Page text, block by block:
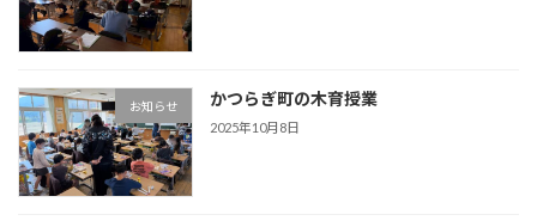
お知らせ かつらぎ町の木育授業
2025年10月8日